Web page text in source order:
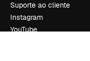
Suporte ao cliente
Instagram
YouTube